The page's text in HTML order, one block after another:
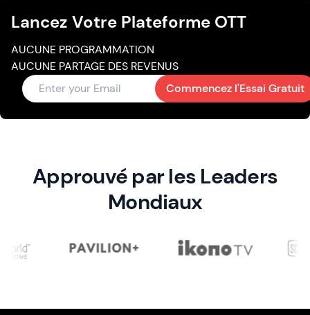
Lancez Votre Plateforme OTT
AUCUNE PROGRAMMATION
AUCUNE PARTAGE DES REVENUS
Commencez l'Essai Gratuit
Approuvé par les Leaders
Mondiaux